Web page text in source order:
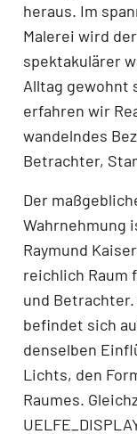
heraus. Im
Malerei wird
spektakulärer
Alltag gewohnt
erfahren wir
wandelndes
Betrachter,
Der
Wahrnehmung
Raymund
reichlich Raum
und Betrachter.
befindet sich
denselben
Lichts, den
Raumes.